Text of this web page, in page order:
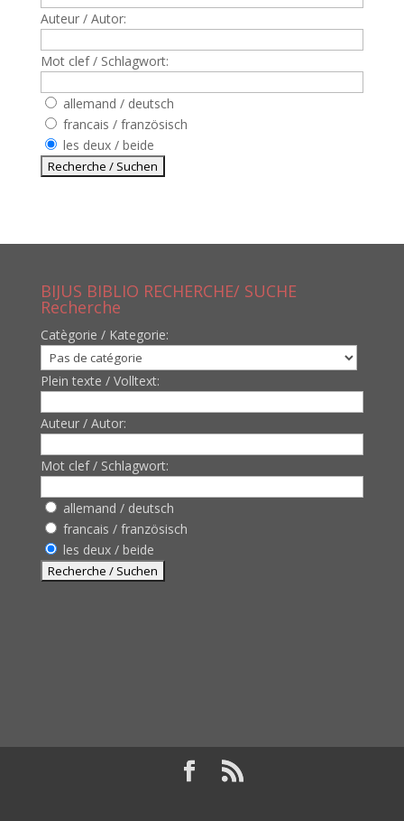
Auteur / Autor:
Mot clef / Schlagwort:
allemand / deutsch
francais / französisch
les deux / beide
BIJUS BIBLIO RECHERCHE/ SUCHE
Recherche
Catègorie / Kategorie:
Plein texte / Volltext:
Auteur / Autor:
Mot clef / Schlagwort:
allemand / deutsch
francais / französisch
les deux / beide